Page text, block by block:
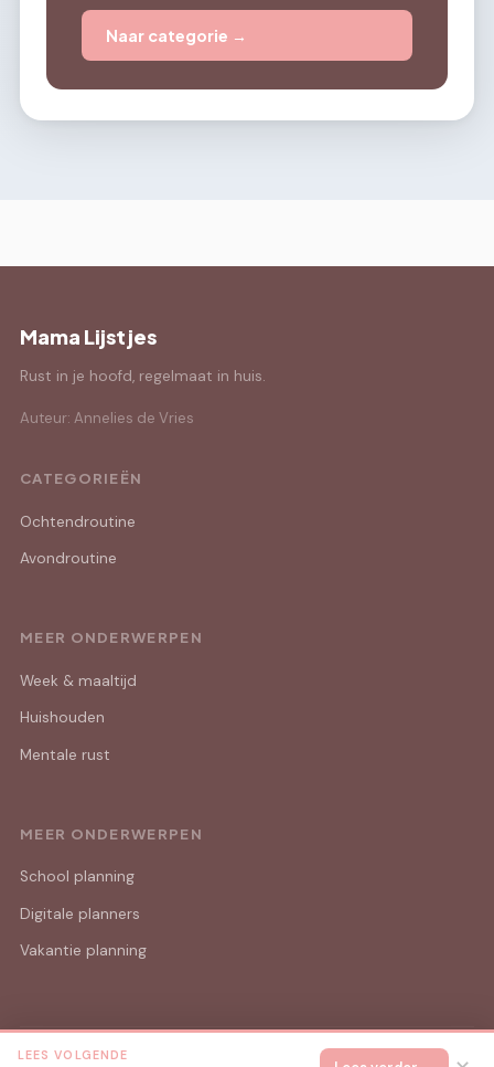
Naar categorie →
Mama Lijstjes
Rust in je hoofd, regelmaat in huis.
Auteur: Annelies de Vries
CATEGORIEËN
Ochtendroutine
Avondroutine
MEER ONDERWERPEN
Week & maaltijd
Huishouden
Mentale rust
MEER ONDERWERPEN
School planning
Digitale planners
Vakantie planning
© 2026 Mama Lijstjes Alle rechten voorbehouden.
LEES VOLGENDE